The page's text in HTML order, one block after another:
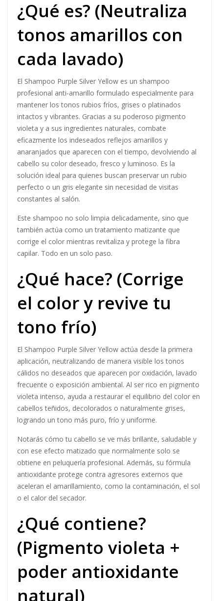
¿Qué es? (Neutraliza
tonos amarillos con
cada lavado)
El Shampoo Purple Silver Yellow es un shampoo
profesional anti-amarillo formulado especialmente para
mantener los tonos rubios fríos, grises o platinados
intactos y vibrantes. Gracias a su poderoso pigmento
violeta y a sus ingredientes naturales, combate
eficazmente los indeseados reflejos amarillos y
anaranjados que aparecen con el tiempo, devolviendo al
cabello su color deseado, fresco y luminoso. Es la
solución ideal para quienes buscan preservar un rubio
perfecto o un gris elegante sin necesidad de visitas
constantes al salón.
Este shampoo no solo limpia delicadamente, sino que
también actúa como un tratamiento matizante que
corrige el color mientras revitaliza y protege la fibra
capilar. Todo en un solo paso.
¿Qué hace? (Corrige
el color y revive tu
tono frío)
El Shampoo Purple Silver Yellow actúa desde la primera
aplicación, neutralizando de manera visible los tonos
cálidos no deseados que aparecen por oxidación, lavado
frecuente o exposición ambiental. Al ser rico en pigmento
violeta intenso, ayuda a restaurar el equilibrio del color en
cabellos teñidos, decolorados o naturalmente grises,
logrando un tono más puro, frío y uniforme.
Notarás cómo tu cabello se ve más brillante, saludable y
con ese efecto matizado que normalmente solo se
obtiene en peluquería profesional. Además, su fórmula
antioxidante protege contra agresores externos que
aceleran el amarillamiento, como la contaminación, el sol
o el calor del secador.
¿Qué contiene?
(Pigmento violeta +
poder antioxidante
natural)